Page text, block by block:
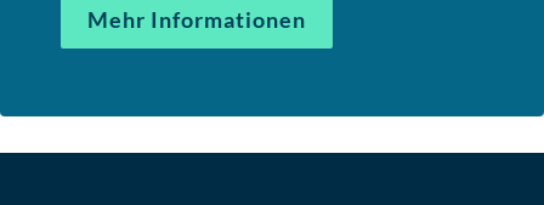
Mehr Informationen